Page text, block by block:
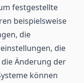
festgestellte
beispielsweise
die
die
Änderung der
können